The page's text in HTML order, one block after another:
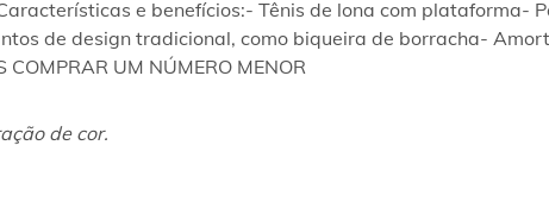
e benefícios:- Tênis de lona com plataforma-
de design tradicional, como biqueira de borracha-
UM NÚMERO MENOR
de cor.